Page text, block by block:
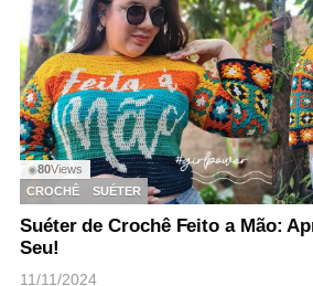
◉80Views
CROCHÊ
SUÉTER
Suéter de Crochê Feito a Mão:
Seu!
11/11/2024